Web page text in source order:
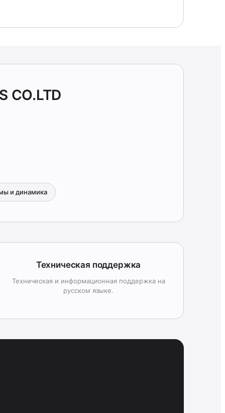
CO.LTD
и динамика
Техническая поддержка
Техническая и информационная поддержка на
русском языке.